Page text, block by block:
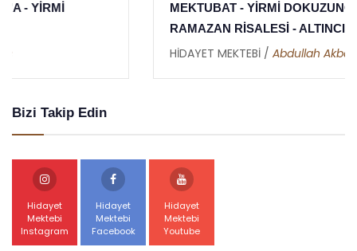
MEKTUBAT - YİRMİ DOKUZUNCU MEKTUP -
RAMAZAN RİSALESİ - ALTINCI NÜKTE
Abdullah Akbaş
Bizi Takip Edin
Hidayet
Mektebi
Instagram
Hidayet
Mektebi
Facebook
Hidayet
Mektebi
Youtube